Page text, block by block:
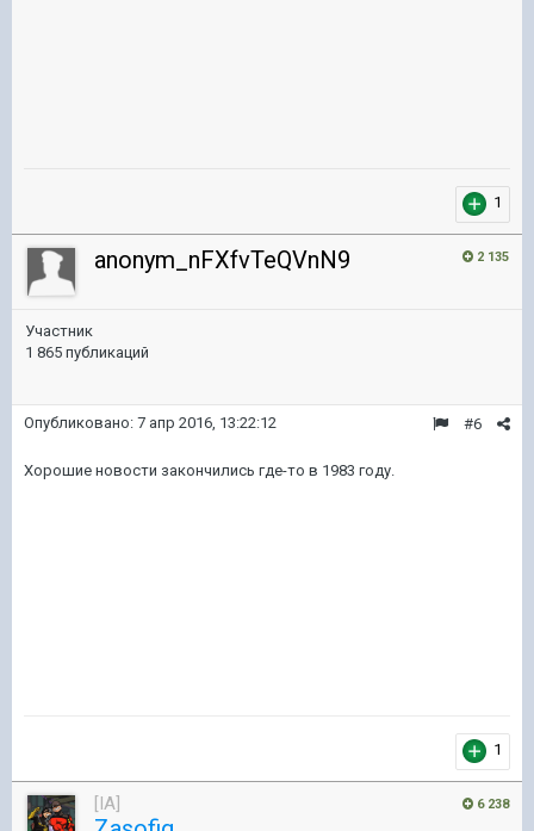
1
2 135
anonym_nFXfvTeQVnN9
Участник
1 865 публикаций
#6
Опубликовано: 7 апр 2016, 13:22:12
Хорошие новости закончились где-то в 1983 году.
1
6 238
[IA]